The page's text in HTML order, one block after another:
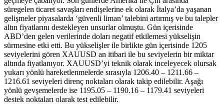
süregelen ticaret savaşları endişelerine ek olarak İtalya’da yaşanan
gelişmeler piyasalarda ‘güvenli liman’ talebini artırmış ve bu talepler
altın fiyatlarını destekleyen unsurlar olmuştu. Gün içerisinde
ABD’den gelen verilerinde doları negatif etkilemesi yükselişin
sürmesine etki etti. Bu yükselişler ile birlikte gün içerisinde 1205
seviyelerini gören XAUUSD an itibari ile bu seviyelerin bir miktar
altında fiyatlanıyor. XAUUSD’yi teknik olarak inceleyecek olursak
yukarı yönlü hareketlenmelerde sırasıyla 1206.40 – 1211.66 –
1216.61 seviyeleri direnç noktaları olarak takip edilebilir. Aşağı
yönlü gevşemelerde ise 1195.05 – 1190.16 – 1179.41 seviyeleri
destek noktaları olarak test edilebilir.